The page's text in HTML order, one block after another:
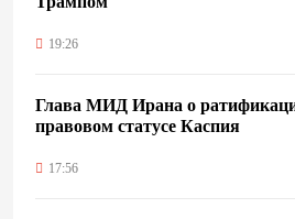
19:26
Глава МИД Ирана о
правовом статусе Каспия
17:56